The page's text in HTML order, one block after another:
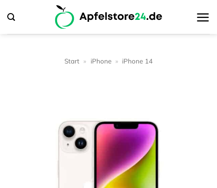
Inhalt
springen
Start » iPhone » iPhone 14